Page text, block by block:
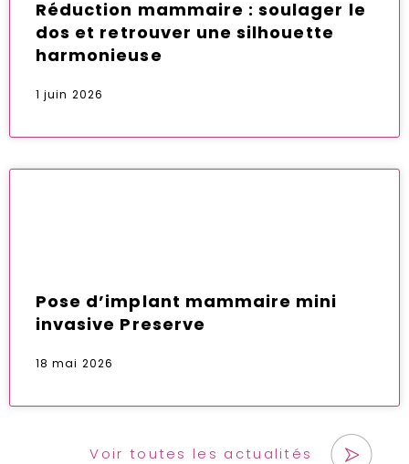
Réduction mammaire : soulager le
dos et retrouver une silhouette
harmonieuse
1 juin 2026
Pose d’implant mammaire mini
invasive Preserve
18 mai 2026
Voir toutes les actualités